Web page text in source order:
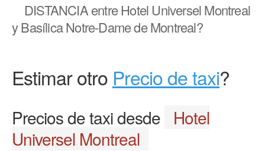
DISTANCIAentre Hotel Universel Montreal
y Basílica Notre-Dame de Montreal?
Estimar otro Precio de taxi?
Precios de taxi desde Hotel
Universel Montreal